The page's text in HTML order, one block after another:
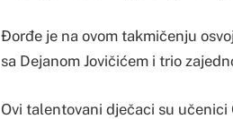
Đorđe je na ovom takmičenju
sa Dejanom Jovičićem i trio
Ovi talentovani dječaci su učenici